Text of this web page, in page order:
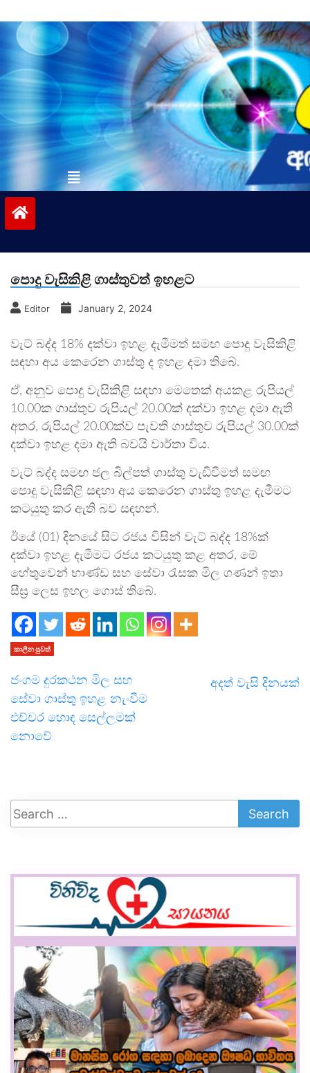
to
contentvinivida.lk
පොදු වැසිකිළි ගාස්තුවත් ඉහළට
Editor January 2, 2024
වැට් බද්ද 18% දක්වා ඉහළ දැමීමත් සමඟ පොදු වැසිකිළි
සඳහා අය කෙරෙන ගාස්තු ද ඉහළ දමා තිබේ.
ඒ, අනුව පොදු වැසිකිළි සඳහා මෙතෙක් අයකළ රුපියල්
10.00ක ගාස්තුව රුපියල් 20.00ක් දක්වා ඉහළ දමා ඇති
අතර, රුපියල් 20.00ක්ව පැවති ගාස්තුව රුපියල් 30.00ක්
දක්වා ඉහළ දමා ඇති බවයි වාර්තා විය.
වැට් බද්ද සමඟ ජල බිල්පත් ගාස්තු වැඩිවීමත් සමඟ
පොදු වැසිකිළි සඳහා අය කෙරෙන ගාස්තු ඉහළ දැමීමට
කටයුතු කර ඇති බව සඳහන්.
ඊයේ (01) දිනයේ සිට රජය විසින් වැට් බද්ද 18%ක්
දක්වා ඉහළ දැමීමට රජය කටයුතු කළ අතර, මේ
හේතුවෙන් භාණ්ඩ සහ සේවා රැසක මිල ගණන් ඉතා
සීඝ්‍ර ලෙස ඉහල ගොස් තිබේ.
කාලීන පුවත්
ජංගම දුරකථන මිල සහ
සේවා ගාස්තු ඉහළ නැංවීම
එච්චර හොඳ සෙල්ලමක්
නොවේ
අදත් වැසි දිනයක්